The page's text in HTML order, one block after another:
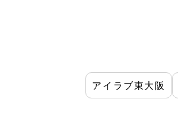
アイラブ東大阪